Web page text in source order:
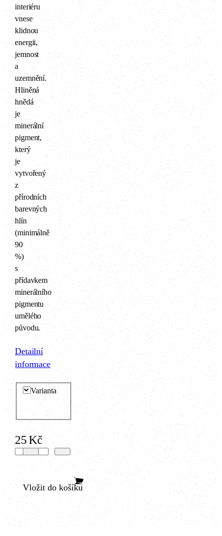
interiéru
vnese
klidnou
energii,
jemnost
a
uzemnění.
Hliněná
hnědá
je
minerální
pigment,
který
je
vytvořený
z
přírodních
barevných
hlín
(minimálně
90
%)
s
přídavkem
minerálního
pigmentu
umělého
původu.
Detailní
informace
Varianta
25 Kč
Vložit do košíku